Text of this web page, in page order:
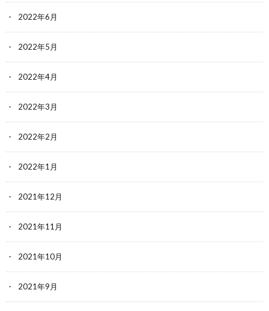
2022年6月
2022年5月
2022年4月
2022年3月
2022年2月
2022年1月
2021年12月
2021年11月
2021年10月
2021年9月